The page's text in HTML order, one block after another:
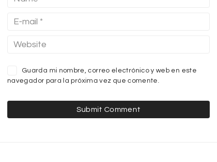
Guarda mi nombre, correo electrónico y web en este
navegador para la próxima vez que comente.